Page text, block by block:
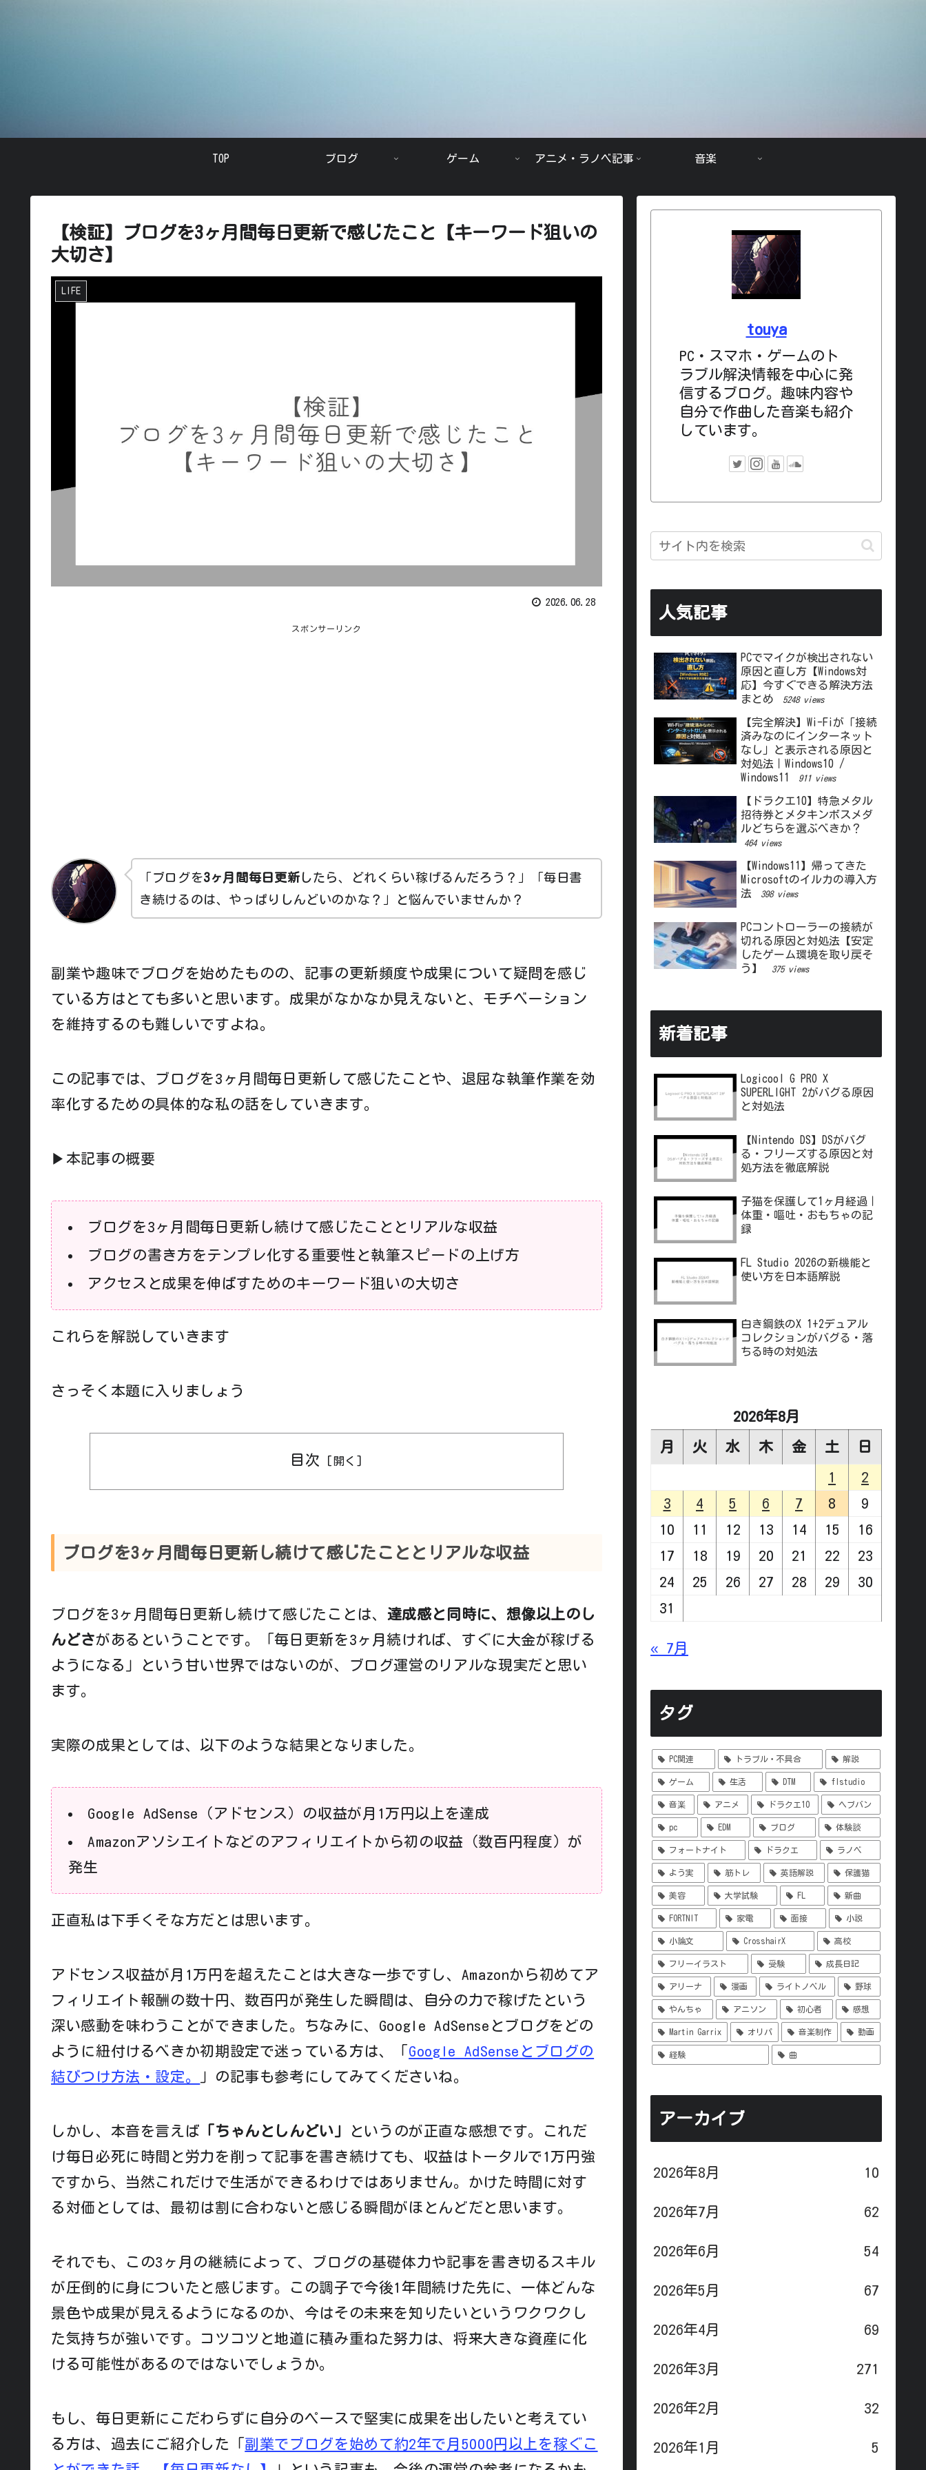
TOP ブログ ゲーム アニメ・ラノベ記事 音楽
【検証】ブログを3ヶ月間毎日更新で感じたこと【キーワード狙いの
大切さ】
LIFE
2026.06.28
スポンサーリンク
「ブログを3ヶ月間毎日更新 したら、どれくらい稼げるんだろう？」「毎日書
き続けるのは、やっぱりしんどいのかな？」と悩んでいませんか？
副業や趣味でブログを始めたものの、記事の更新頻度や成果について疑問を感じ
ている方はとても多いと思います。成果がなかなか見えないと、モチベーション
を維持するのも難しいですよね。
この記事では、ブログを3ヶ月間毎日更新して感じたことや、退屈な執筆作業を効
率化するための具体的な私の話をしていきます。
▶本記事の概要
ブログを3ヶ月間毎日更新し続けて感じたこととリアルな収益
ブログの書き方をテンプレ化する重要性と執筆スピードの上げ方
アクセスと成果を伸ばすためのキーワード狙いの大切さ
これらを解説していきます
さっそく本題に入りましょう
目次
ブログを3ヶ月間毎日更新し続けて感じたこととリアルな収益
ブログを3ヶ月間毎日更新し続けて感じたことは、 達成感と同時に、想像以上のし
んどさがあるということです。「毎日更新を3ヶ月続ければ、すぐに大金が稼げる
ようになる」という甘い世界ではないのが、ブログ運営のリアルな現実だと思い
ます。
実際の成果としては、以下のような結果となりました。
Google AdSense（アドセンス）の収益が月1万円以上を達成
Amazonアソシエイトなどのアフィリエイトから初の収益（数百円程度）が
発生
正直私は下手くそな方だとは思います。
アドセンス収益が月1万円を超えたことは大きな一歩ですし、Amazonから初めてア
フィリエイト報酬の数十円、数百円が発生した瞬間は、自分の力で稼げたという
深い感動を味わうことができました。ちなみに、Google AdSenseとブログをどの
ように紐付けるべきか初期設定で迷っている方は、「 Google AdSenseとブログの
結びつけ方法・設定。
」の記事も参考にしてみてくださいね。
しかし、本音を言えば 「ちゃんとしんどい」
というのが正直な感想です。これだ
け毎日必死に時間と労力を削って記事を書き続けても、収益はトータルで1万円強
ですから、当然これだけで生活ができるわけではありません。かけた時間に対す
る対価としては、最初は割に合わないと感じる瞬間がほとんどだと思います。
それでも、この3ヶ月の継続によって、ブログの基礎体力や記事を書き切るスキル
が圧倒的に身についたと感じます。この調子で今後1年間続けた先に、一体どんな
景色や成果が見えるようになるのか、今はその未来を知りたいというワクワクし
た気持ちが強いです。コツコツと地道に積み重ねた努力は、将来大きな資産に化
ける可能性があるのではないでしょうか。
もし、毎日更新にこだわらずに自分のペースで堅実に成果を出したいと考えてい
る方は、過去にご紹介した「 副業でブログを始めて約2年で月5000円以上を稼ぐこ
touya
PC・スマホ・ゲームのト
ラブル解決情報を中心に発
信するブログ。趣味内容や
自分で作曲した音楽も紹介
しています。
人気記事
PCでマイクが検出されない
原因と直し方【Windows対
応】今すぐできる解決方法
まとめ
5248 views
【完全解決】Wi-Fiが「接続
済みなのにインターネット
なし」と表示される原因と
対処法｜Windows10 /
Windows11
911 views
【ドラクエ10】特急メタル
招待券とメタキンボスメダ
ルどちらを選ぶべきか？
464 views
【Windows11】帰ってきた
Microsoftのイルカの導入方
法
398 views
PCコントローラーの接続が
切れる原因と対処法【安定
したゲーム環境を取り戻そ
う】
375 views
新着記事
Logicool G PRO X
SUPERLIGHT 2がバグる原因
と対処法
【Nintendo DS】DSがバグ
る・フリーズする原因と対
処方法を徹底解説
子猫を保護して1ヶ月経過｜
体重・嘔吐・おもちゃの記
録
FL Studio 2026の新機能と
使い方を日本語解説
白き鋼鉄のX 1+2デュアル
コレクションがバグる・落
ちる時の対処法
2026年8月
月 火 水 木 金 土 日
1
2
3
4 5 6 7 8
9
10
11 12 13 14 15
16
17
18 19 20 21 22
23
24
25 26 27 28 29
30
31
« 7月
タグ
PC関連 トラブル・不具合 解説
ゲーム 生活 DTM flstudio
音楽 アニメ ドラクエ10 ヘブバン
pc EDM ブログ 体験談
フォートナイト ドラクエ ラノベ
よう実 筋トレ 英語解説 保護猫
美容 大学試験 FL 新曲
FORTNIT 家電 面接 小説
小論文 CrosshairX 高校
フリーイラスト 受験 成長日記
アリーナ 漫画 ライトノベル 野球
やんちゃ アニソン 初心者 感想
Martin Garrix オリパ 音楽制作 動画
経験 曲
アーカイブ
2026年8月 10
2026年7月 62
2026年6月 54
2026年5月 67
2026年4月 69
2026年3月 271
2026年2月 32
2026年1月 5